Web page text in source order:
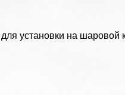
установки на шаровой